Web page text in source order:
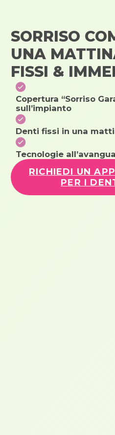
SORRISO
UNA
FISSI &
Copertura “Sorriso
sull’impianto
Denti fissi in una
Tecnologie
RICHIEDI UN
PER I